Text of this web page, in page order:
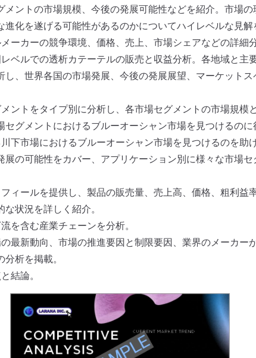
メントの市場規模、今後の発展可能性などを紹介。市場
化を遂げる可能性があるのかについてハイレベルな見解
ーカーの競争環境、価格、売上、市場シェアなどの詳細分
ベルでの透析カテーテルの販売と収益分析。各地域と主
し、世界各国の市場発展、今後の発展展望、マーケット
ントをタイプ別に分析し、各市場セグメントの市場規模
セグメントにおけるブルーオーシャン市場を見つけるのに
下市場におけるブルーオーシャン市場を見つけるのを助
展の可能性をカバー、アプリケーション別に様々な市場
ィールを提供し、製品の販売量、売上高、価格、粗利益
状況を詳しく紹介。
を含む産業チェーンを分析。
最新動向、市場の推進要因と制限要因、業界のメーカー
析を掲載。
結論。